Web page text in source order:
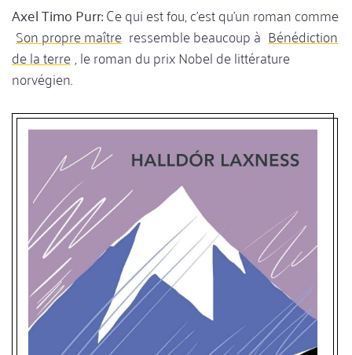
Axel Timo Purr:Ce qui est fou, c'est qu'un roman comme
Son propre maître ressemble beaucoup à Bénédiction
de la terre, le roman du prix Nobel de littérature
norvégien.